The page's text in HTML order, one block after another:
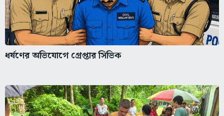
ধর্ষণের অভিযোগে গ্রেপ্তার সিভিক